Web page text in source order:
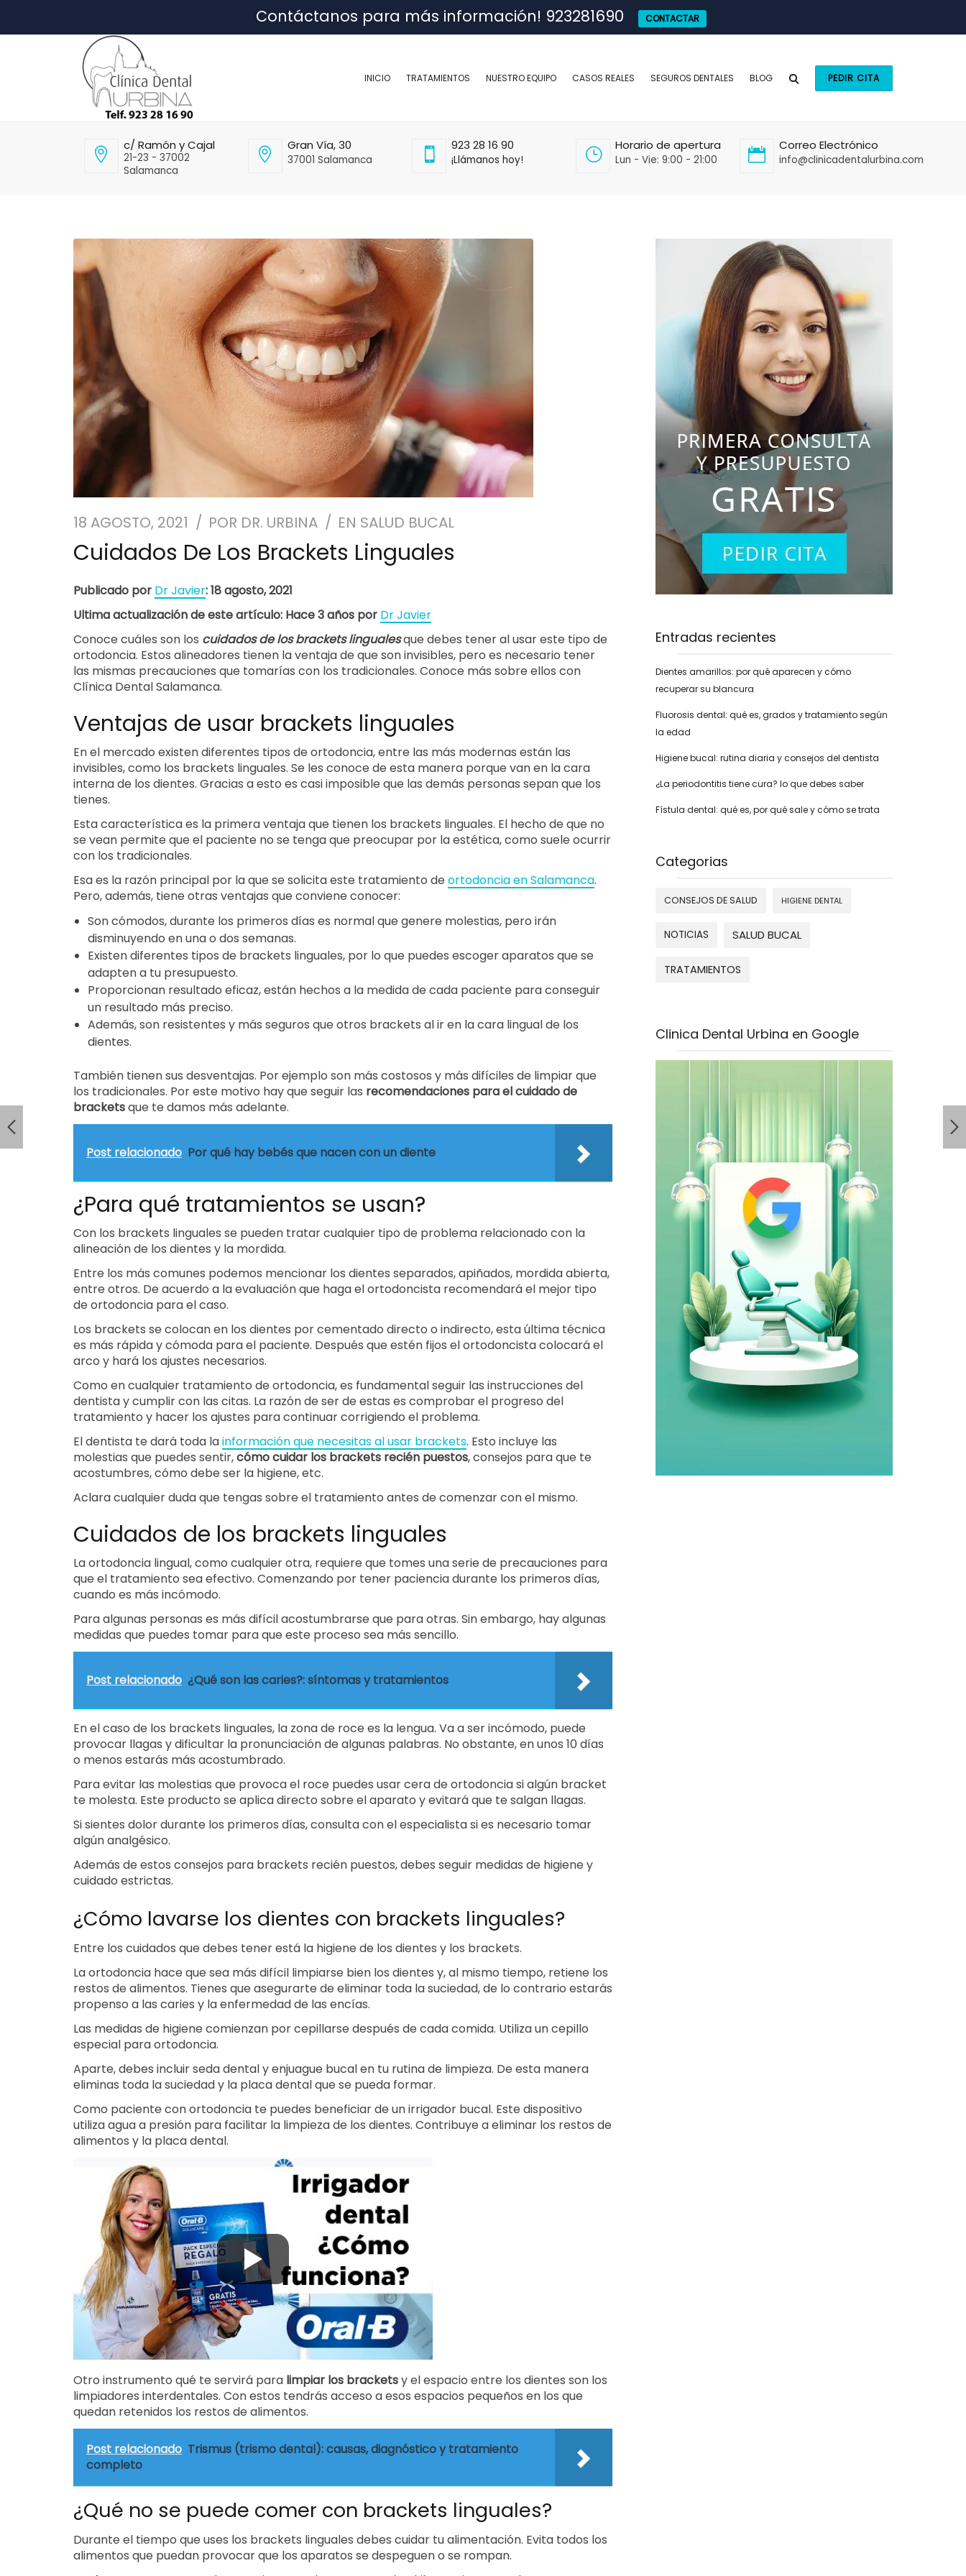
Contáctanos para más información! 923281690 CONTACTAR
INICIO TRATAMIENTOS NUESTRO EQUIPO CASOS REALES SEGUROS DENTALES BLOG PEDIR CITA
c/ Ramón y Cajal
21-23 - 37002
Salamanca
Gran Vía, 30
37001 Salamanca
923 28 16 90
¡Llámanos hoy!
Horario de apertura
Lun - Vie: 9:00 - 21:00
Correo Electrónico
info@clinicadentalurbina.com
18 AGOSTO, 2021 POR DR. URBINA EN SALUD BUCAL
Cuidados De Los Brackets Linguales
Publicado por Dr Javier: 18 agosto, 2021
Ultima actualización de este artículo: Hace 3 años por Dr Javier
Conoce cuáles son los cuidados de los brackets lingualesque debes tener al usar este tipo de
ortodoncia. Estos alineadores tienen la ventaja de que son invisibles, pero es necesario tener
las mismas precauciones que tomarías con los tradicionales. Conoce más sobre ellos con
Clínica Dental Salamanca.
Ventajas de usar brackets linguales
En el mercado existen diferentes tipos de ortodoncia, entre las más modernas están las
invisibles, como los brackets linguales. Se les conoce de esta manera porque van en la cara
interna de los dientes. Gracias a esto es casi imposible que las demás personas sepan que los
tienes.
Esta característica es la primera ventaja que tienen los brackets linguales. El hecho de que no
se vean permite que el paciente no se tenga que preocupar por la estética, como suele ocurrir
con los tradicionales.
Esa es la razón principal por la que se solicita este tratamiento de ortodoncia en Salamanca.
Pero, además, tiene otras ventajas que conviene conocer:
Son cómodos, durante los primeros días es normal que genere molestias, pero irán
disminuyendo en una o dos semanas.
Existen diferentes tipos de brackets linguales, por lo que puedes escoger aparatos que se
adapten a tu presupuesto.
Proporcionan resultado eficaz, están hechos a la medida de cada paciente para conseguir
un resultado más preciso.
Además, son resistentes y más seguros que otros brackets al ir en la cara lingual de los
dientes.
También tienen sus desventajas. Por ejemplo son más costosos y más difíciles de limpiar que
los tradicionales. Por este motivo hay que seguir las recomendaciones para el cuidado de
bracketsque te damos más adelante.
Post relacionado Por qué hay bebés que nacen con un diente
¿Para qué tratamientos se usan?
Con los brackets linguales se pueden tratar cualquier tipo de problema relacionado con la
alineación de los dientes y la mordida.
Entre los más comunes podemos mencionar los dientes separados, apiñados, mordida abierta,
entre otros. De acuerdo a la evaluación que haga el ortodoncista recomendará el mejor tipo
de ortodoncia para el caso.
Los brackets se colocan en los dientes por cementado directo o indirecto, esta última técnica
es más rápida y cómoda para el paciente. Después que estén fijos el ortodoncista colocará el
arco y hará los ajustes necesarios.
Como en cualquier tratamiento de ortodoncia, es fundamental seguir las instrucciones del
dentista y cumplir con las citas. La razón de ser de estas es comprobar el progreso del
tratamiento y hacer los ajustes para continuar corrigiendo el problema.
El dentista te dará toda lainformación que necesitas al usar brackets. Esto incluye las
molestias que puedes sentir,cómo cuidar los brackets recién puestos, consejos para que te
acostumbres, cómo debe ser la higiene, etc.
Aclara cualquier duda que tengas sobre el tratamiento antes de comenzar con el mismo.
Cuidados de los brackets linguales
La ortodoncia lingual, como cualquier otra, requiere que tomes una serie de precauciones para
que el tratamiento sea efectivo. Comenzando por tener paciencia durante los primeros días,
cuando es más incómodo.
Para algunas personas es más difícil acostumbrarse que para otras. Sin embargo, hay algunas
medidas que puedes tomar para que este proceso sea más sencillo.
Post relacionado ¿Qué son las caries?: síntomas y tratamientos
En el caso de los brackets linguales, la zona de roce es la lengua. Va a ser incómodo, puede
provocar llagas y dificultar la pronunciación de algunas palabras. No obstante, en unos 10 días
o menos estarás más acostumbrado.
Para evitar las molestias que provoca el roce puedes usar cera de ortodoncia si algún bracket
te molesta. Este producto se aplica directo sobre el aparato y evitará que te salgan llagas.
Si sientes dolor durante los primeros días, consulta con el especialista si es necesario tomar
algún analgésico.
Además de estos consejos para brackets recién puestos, debes seguir medidas de higiene y
cuidado estrictas.
¿Cómo lavarse los dientes con brackets linguales?
Entre los cuidados que debes tener está la higiene de los dientes y los brackets.
La ortodoncia hace que sea más difícil limpiarse bien los dientes y, al mismo tiempo, retiene los
restos de alimentos. Tienes que asegurarte de eliminar toda la suciedad, de lo contrario estarás
propenso a las caries y la enfermedad de las encías.
Las medidas de higiene comienzan por cepillarse después de cada comida. Utiliza un cepillo
especial para ortodoncia.
Aparte, debes incluir seda dental y enjuague bucal en tu rutina de limpieza. De esta manera
eliminas toda la suciedad y la placa dental que se pueda formar.
Como paciente con ortodoncia te puedes beneficiar de un irrigador bucal. Este dispositivo
utiliza agua a presión para facilitar la limpieza de los dientes. Contribuye a eliminar los restos de
alimentos y la placa dental.
Otro instrumento qué te servirá para limpiar los bracketsy el espacio entre los dientes son los
limpiadores interdentales. Con estos tendrás acceso a esos espacios pequeños en los que
quedan retenidos los restos de alimentos.
Post relacionado Trismus (trismo dental): causas, diagnóstico y tratamiento
completo
¿Qué no se puede comer con brackets linguales?
Durante el tiempo que uses los brackets linguales debes cuidar tu alimentación. Evita todos los
alimentos que puedan provocar que los aparatos se despeguen o se rompan.
Entradas recientes
Dientes amarillos: por qué aparecen y cómo
recuperar su blancura
Fluorosis dental: qué es, grados y tratamiento según
la edad
Higiene bucal: rutina diaria y consejos del dentista
¿La periodontitis tiene cura? lo que debes saber
Fístula dental: qué es, por qué sale y cómo se trata
Categorias
CONSEJOS DE SALUD HIGIENE DENTAL
NOTICIAS SALUD BUCAL
TRATAMIENTOS
Clinica Dental Urbina en Google